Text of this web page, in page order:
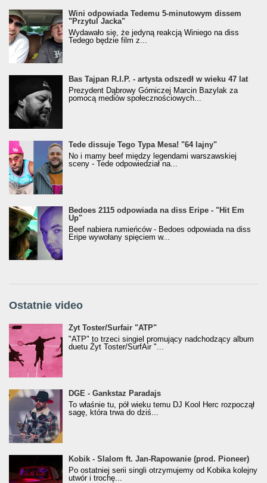
Wini odpowiada Tedemu 5-minutowym dissem
"Przytul Jacka"
Wydawało się, że jedyną reakcją Winiego na diss
Tedego będzie film z...
Bas Tajpan R.I.P. - artysta odszedł w wieku 47 lat
Prezydent Dąbrowy Górniczej Marcin Bazylak za
pomocą mediów społecznościowych...
Tede dissuje Tego Typa Mesa! "64 lajny"
No i mamy beef między legendami warszawskiej
sceny - Tede odpowiedział na...
Bedoes 2115 odpowiada na diss Eripe - "Hit Em
Up"
Beef nabiera rumieńców - Bedoes odpowiada na diss
Eripe wywołany spięciem w...
Ostatnie video
Żyt Toster/SurfAir - ATP VIDEO
Żyt Toster/Surfair "ATP"
"ATP" to trzeci singiel promujący nadchodzący album
duetu Żyt Toster/SurfAir "...
donGURALesko z nagrodą za
Klasyczny/Trueschoolowy Album Roku
(Popkillery 2023)
DGE - Gankstaz Paradajs
To właśnie tu, pół wieku temu DJ Kool Herc rozpoczął
sagę, która trwa do dziś...
Kobik - Slalom ft. Jan-Rapowanie (prod. Pioneer)
[Official Music Visualiser]
Kobik - Slalom ft. Jan-Rapowanie (prod. Pioneer)
Po ostatniej serii singli otrzymujemy od Kobika kolejny
utwór i trochę...